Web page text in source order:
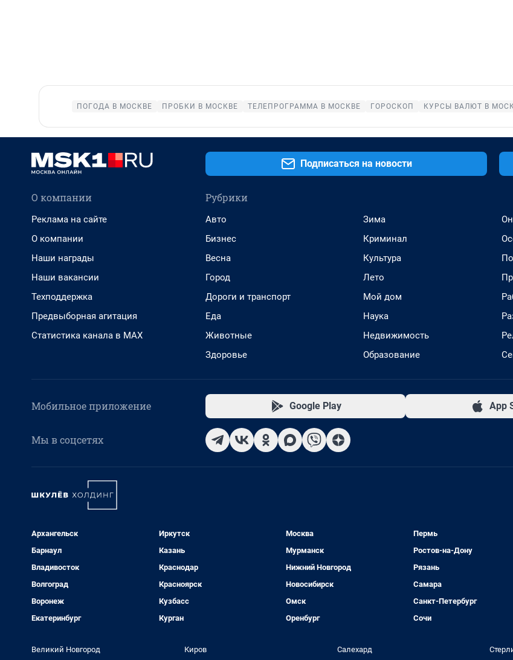
ПОГОДА В МОСКВЕ ПРОБКИ В МОСКВЕ ТЕЛЕПРОГРАММА В МОСКВЕ ГОРОСКОП КУРСЫ ВАЛЮТ В
Подписаться на новости
О компании
Реклама на сайте
О компании
Наши награды
Наши вакансии
Техподдержка
Предвыборная агитация
Статистика канала в MAX
Рубрики
Авто
Бизнес
Весна
Город
Дороги и транспорт
Еда
Животные
Здоровье
Зима
Криминал
Культура
Лето
Мой дом
Наука
Недвижимость
Образование
Мобильное приложение Google Play App
Мы в соцсетях
Архангельск
Барнаул
Владивосток
Волгоград
Воронеж
Екатеринбург
Иркутск
Казань
Краснодар
Красноярск
Кузбасс
Курган
Москва
Мурманск
Нижний Новгород
Новосибирск
Омск
Оренбург
Пермь
Ростов-на-Дону
Рязань
Самара
Санкт-Петербург
Сочи
Великий Новгород Киров Салехард